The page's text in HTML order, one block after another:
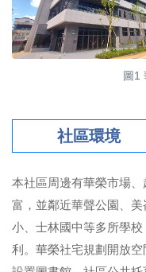
圖1
社區環境
本社區周邊有華榮市場
富，並鄰近華聲公園、
小、士林國中等多所學
利。華榮社宅規劃開放